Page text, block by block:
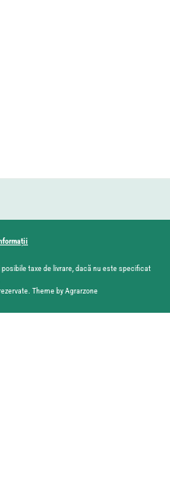
posibile taxe de livrare, dacă nu este specificat
Theme by Agrarzone